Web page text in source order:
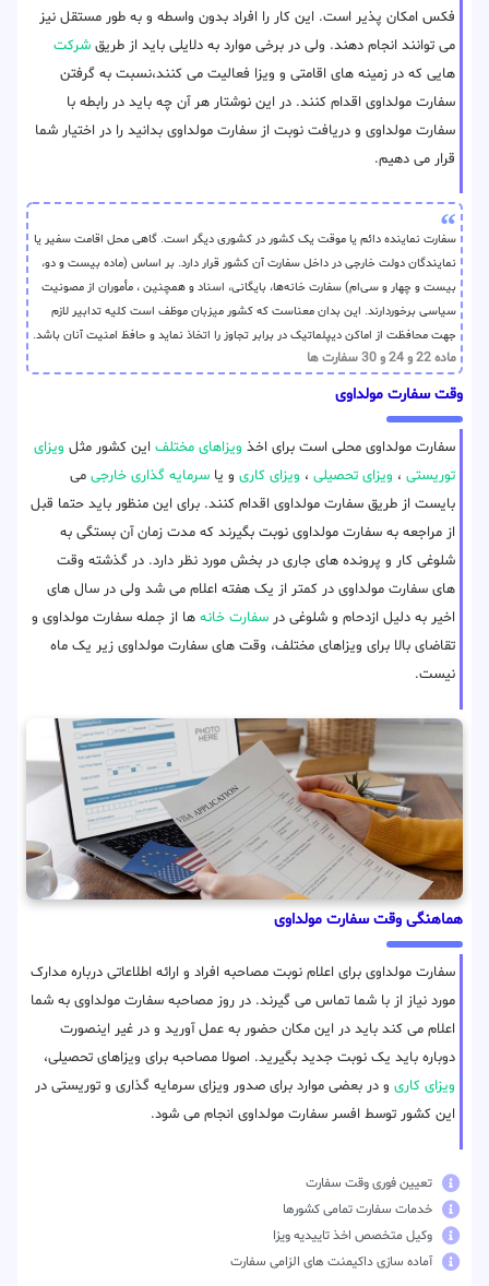
فکس امکان پذیر است. این کار را افراد بدون واسطه و به طور مستقل نیز
می توانند انجام دهند. ولی در برخی موارد به دلایلی باید از طریق شرکت
هایی که در زمینه های اقامتی و ویزا فعالیت می کنند،نسبت به گرفتن
سفارت مولداوی اقدام کنند. در این نوشتار هر آن چه باید در رابطه با
سفارت مولداوی و دریافت نوبت از سفارت مولداوی بدانید را در اختیار شما
قرار می دهیم.
سفارت نماینده دائم یا موقت یک کشور در کشوری دیگر است. گاهی محل اقامت سفیر یا
نمایندگان دولت‌ خارجی در داخل سفارت آن کشور قرار دارد. بر اساس (ماده بیست و دو،
بیست و چهار و سی‌ام) سفارت خانه‌ها، بایگانی، اسناد و همچنین ، مأموران از مصونیت
سیاسی برخوردارند. این بدان معناست که کشور میزبان موظف است کلیه تدابیر لازم
جهت محافظت از اماکن دیپلماتیک در برابر تجاوز را اتخاذ نماید و حافظ امنیت آنان باشد.
ماده 22 و 24 و 30 سفارت ها
وقت سفارت مولداوی
سفارت مولداوی محلی است برای اخذ ویزاهای مختلف این کشور مثل ویزای
توریستی ، ویزای تحصیلی ، ویزای کاری و یا سرمایه گذاری خارجی می
بایست از طریق سفارت مولداوی اقدام کنند. برای این منظور باید حتما قبل
از مراجعه به سفارت مولداوی نوبت بگیرند که مدت زمان آن بستگی به
شلوغی کار و پرونده های جاری در بخش مورد نظر دارد. در گذشته وقت
های سفارت مولداوی در کمتر از یک هفته اعلام می شد ولی در سال های
اخیر به دلیل ازدحام و شلوغی در سفارت خانه ها از جمله سفارت مولداوی و
تقاضای بالا برای ویزاهای مختلف، وقت های سفارت مولداوی زیر یک ماه
نیست.
هماهنگی وقت سفارت مولداوی
سفارت مولداوی برای اعلام نوبت مصاحبه افراد و ارائه اطلاعاتی درباره مدارک
مورد نیاز از با شما تماس می گیرند. در روز مصاحبه سفارت مولداوی به شما
اعلام می کند باید در این مکان حضور به عمل آورید و در غیر اینصورت
دوباره باید یک نوبت جدید بگیرید. اصولا مصاحبه برای ویزاهای تحصیلی،
ویزای کاری و در بعضی موارد برای صدور ویزای سرمایه گذاری و توریستی در
این کشور توسط افسر سفارت مولداوی انجام می شود.
تعیین فوری وقت سفارت
خدمات سفارت تمامی کشورها
وکیل متخصص اخذ تاییدیه ویزا
آماده سازی داکیمنت های الزامی سفارت